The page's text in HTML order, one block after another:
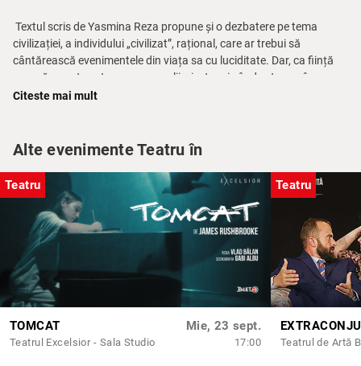
Textul scris de Yasmina Reza propune și o dezbatere pe tema
civilizației, a individului „civilizat”, rațional, care ar trebui să
cântărească evenimentele din viața sa cu luciditate. Dar, ca ființă
umană, acesta este supus greșelii, și, atunci când este pus în
postura de a-și apăra cauza, pare că nu se deosebește cu nimic de
Traducerea:Ionuț Grama
Consultant scenografie:
Ioana Pashca
Distribuție:
Veronique Valllon -
Michel Valllon -
Andrei Seușan
Annette Reille -Manuela Hărăbor
Alain Reille -
Durata: 1h 35 min
Citeste mai mult
Alte evenimente Teatru în
Teatru
TOMCAT
Teatrul Excelsior - Sala Studio
Mie, 23 sept.
17:00
Teatru
Teatrul de Artă